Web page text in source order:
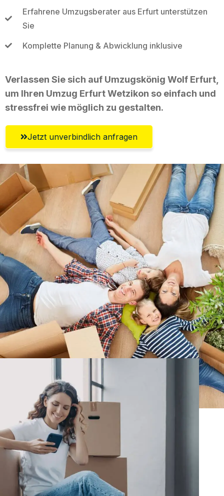
Erfahrene Umzugsberater aus Erfurt unterstützen
Sie
Komplette Planung & Abwicklung inklusive
Verlassen Sie sich auf Umzugskönig Wolf Erfurt,
um Ihren Umzug Erfurt Wetzikon so einfach und
stressfrei wie möglich zu gestalten.
Jetzt unverbindlich anfragen